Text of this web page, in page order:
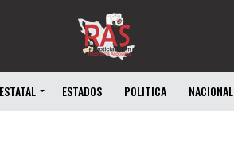
ESTATAL ESTADOS POLITICA NACIONAL